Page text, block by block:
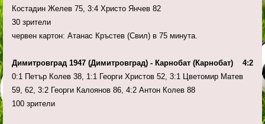
Костадин Желев 75, 3:4 Христо Янчев 82
30 зрители
червен картон: Атанас Кръстев (Свил) в 75 минута.
Димитровград 1947 (Димитровград) - Карнобат (Карнобат) 4:2
0:1 Петър Колев 38, 1:1 Георги Христов 52, 3:1 Цветомир Матев
59, 62, 3:2 Георги Калоянов 86, 4:2 Антон Колев 88
100 зрители